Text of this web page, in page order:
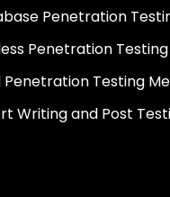
Penetration
Penetration
Penetration Testing
Writing and Post